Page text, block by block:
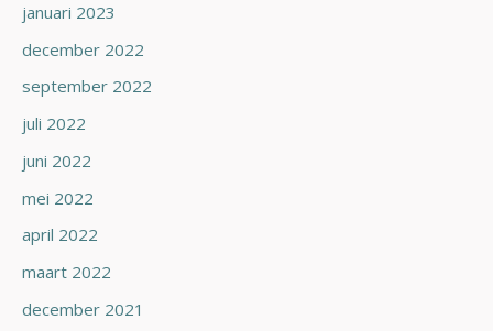
januari 2023
december 2022
september 2022
juli 2022
juni 2022
mei 2022
april 2022
maart 2022
december 2021